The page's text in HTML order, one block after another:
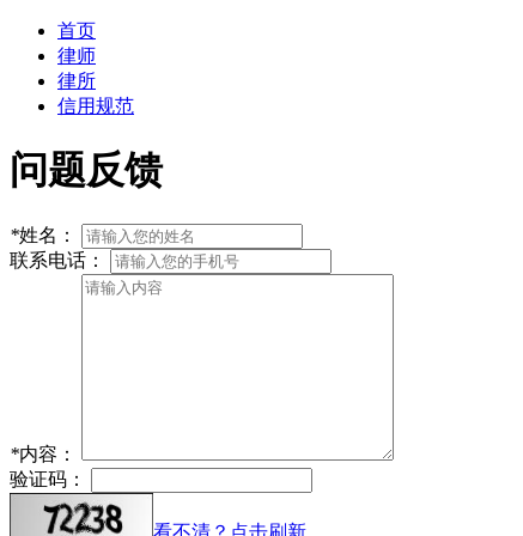
首页
律师
律所
信用规范
问题反馈
*姓名：
联系电话：
*内容：
验证码：
看不清？点击刷新